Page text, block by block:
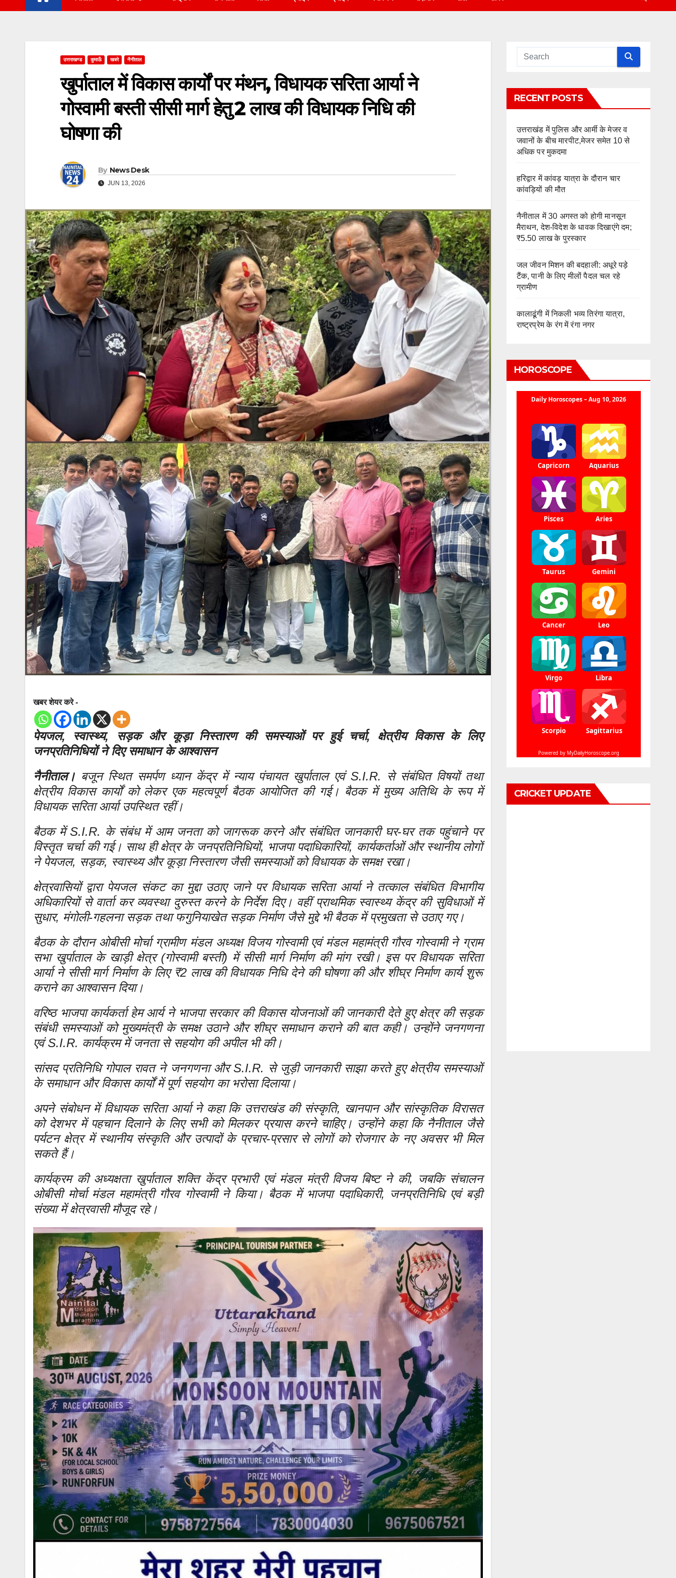
उत्तराखण्ड कुमाऊँ खबरे नैनीताल
खुर्पाताल में विकास कार्यों पर मंथन, विधायक सरिता आर्या ने
गोस्वामी बस्ती सीसी मार्ग हेतु ₹2 लाख की विधायक निधि की
घोषणा की
By News Desk
JUN 13, 2026
खबर शेयर करे -
पेयजल, स्वास्थ्य, सड़क और कूड़ा निस्तारण की समस्याओं पर हुई चर्चा, क्षेत्रीय विकास के लिए
जनप्रतिनिधियों ने दिए समाधान के आश्वासन
नैनीताल। बजून स्थित समर्पण ध्यान केंद्र में न्याय पंचायत खुर्पाताल एवं S.I.R. से संबंधित विषयों तथा
क्षेत्रीय विकास कार्यों को लेकर एक महत्वपूर्ण बैठक आयोजित की गई। बैठक में मुख्य अतिथि के रूप में
विधायक सरिता आर्या उपस्थित रहीं।
बैठक में S.I.R. के संबंध में आम जनता को जागरूक करने और संबंधित जानकारी घर-घर तक पहुंचाने पर
विस्तृत चर्चा की गई। साथ ही क्षेत्र के जनप्रतिनिधियों, भाजपा पदाधिकारियों, कार्यकर्ताओं और स्थानीय लोगों
ने पेयजल, सड़क, स्वास्थ्य और कूड़ा निस्तारण जैसी समस्याओं को विधायक के समक्ष रखा।
क्षेत्रवासियों द्वारा पेयजल संकट का मुद्दा उठाए जाने पर विधायक सरिता आर्या ने तत्काल संबंधित विभागीय
अधिकारियों से वार्ता कर व्यवस्था दुरुस्त करने के निर्देश दिए। वहीं प्राथमिक स्वास्थ्य केंद्र की सुविधाओं में
सुधार, मंगोली-गहलना सड़क तथा फगुनियाखेत सड़क निर्माण जैसे मुद्दे भी बैठक में प्रमुखता से उठाए गए।
बैठक के दौरान ओबीसी मोर्चा ग्रामीण मंडल अध्यक्ष विजय गोस्वामी एवं मंडल महामंत्री गौरव गोस्वामी ने ग्राम
सभा खुर्पाताल के खाड़ी क्षेत्र (गोस्वामी बस्ती) में सीसी मार्ग निर्माण की मांग रखी। इस पर विधायक सरिता
आर्या ने सीसी मार्ग निर्माण के लिए ₹2 लाख की विधायक निधि देने की घोषणा की और शीघ्र निर्माण कार्य शुरू
कराने का आश्वासन दिया।
वरिष्ठ भाजपा कार्यकर्ता हेम आर्य ने भाजपा सरकार की विकास योजनाओं की जानकारी देते हुए क्षेत्र की सड़क
संबंधी समस्याओं को मुख्यमंत्री के समक्ष उठाने और शीघ्र समाधान कराने की बात कही। उन्होंने जनगणना
एवं S.I.R. कार्यक्रम में जनता से सहयोग की अपील भी की।
सांसद प्रतिनिधि गोपाल रावत ने जनगणना और S.I.R. से जुड़ी जानकारी साझा करते हुए क्षेत्रीय समस्याओं
के समाधान और विकास कार्यों में पूर्ण सहयोग का भरोसा दिलाया।
अपने संबोधन में विधायक सरिता आर्या ने कहा कि उत्तराखंड की संस्कृति, खानपान और सांस्कृतिक विरासत
को देशभर में पहचान दिलाने के लिए सभी को मिलकर प्रयास करने चाहिए। उन्होंने कहा कि नैनीताल जैसे
पर्यटन क्षेत्र में स्थानीय संस्कृति और उत्पादों के प्रचार-प्रसार से लोगों को रोजगार के नए अवसर भी मिल
सकते हैं।
कार्यक्रम की अध्यक्षता खुर्पाताल शक्ति केंद्र प्रभारी एवं मंडल मंत्री विजय बिष्ट ने की, जबकि संचालन
ओबीसी मोर्चा मंडल महामंत्री गौरव गोस्वामी ने किया। बैठक में भाजपा पदाधिकारी, जनप्रतिनिधि एवं बड़ी
संख्या में क्षेत्रवासी मौजूद रहे।
RECENT POSTS
उत्तराखंड में पुलिस और आर्मी के मेजर व
जवानों के बीच मारपीट,मेजर समेत 10 से
अधिक पर मुकदमा
हरिद्वार में कांवड़ यात्रा के दौरान चार
कांवड़ियों की मौत
नैनीताल में 30 अगस्त को होगी मानसून
मैराथन, देश-विदेश के धावक दिखाएंगे दम;
₹5.50 लाख के पुरस्कार
जल जीवन मिशन की बदहाली: अधूरे पड़े
टैंक, पानी के लिए मीलों पैदल चल रहे
ग्रामीण
कालाढूंगी में निकली भव्य तिरंगा यात्रा,
राष्ट्रप्रेम के रंग में रंगा नगर
HOROSCOPE
CRICKET UPDATE